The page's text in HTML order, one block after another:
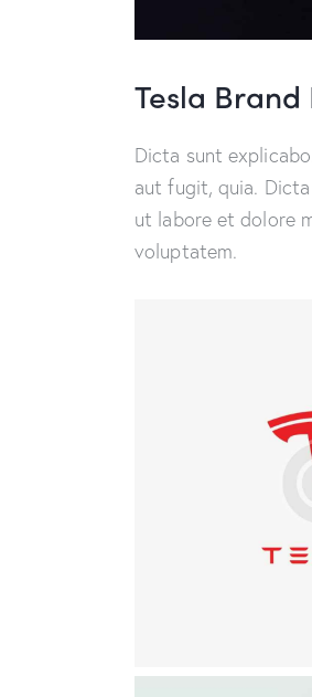
Tesla Brand
Dicta sunt
aut fugit, quia.
ut labore et dolore
voluptatem.